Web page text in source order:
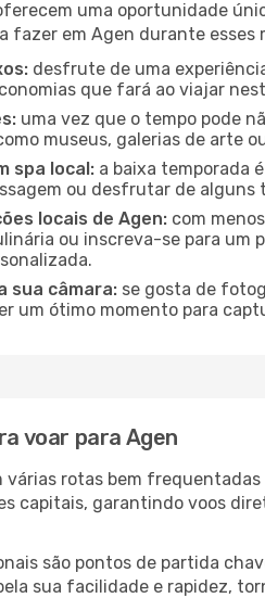
uma oportunidade
fazer em Agen durante esses
desfrute de uma
que fará ao viajar
uma vez que o tempo pode
museus, galerias de arte
spa local: a baixa temporada
ou desfrutar de
locais de Agen: com
ou inscreva-se para
sua câmara: se gosta de
um ótimo momento para
voar para Agen
várias rotas bem
capitais, garantindo voos
são pontos de partida
sua facilidade e rapidez,